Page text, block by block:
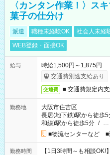
〈カンタン作業！〉ス
菓子の仕分け
派遣 職種未経験OK 社会人未経
WEB登録・面接OK
給与
時給1,500円～1,875円
交通費別途支給あり
交通費 ■ 交通費規定内
勤務地
大阪市住吉区
長居(地下鉄)駅から徒歩5
和線)駅から徒歩5分 / …
■物流センターなど ■
勤務時間
【1日3時間～も相談OK!】 ＜シフト例＞ 9:00～12:00 10:00～